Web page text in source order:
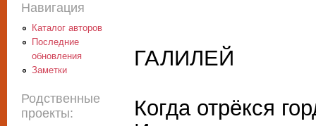
ГАЛИЛЕЙ
Когда отрёкся
Навигация
Каталог авторов
Последние
обновления
Заметки
Родственные
проекты: